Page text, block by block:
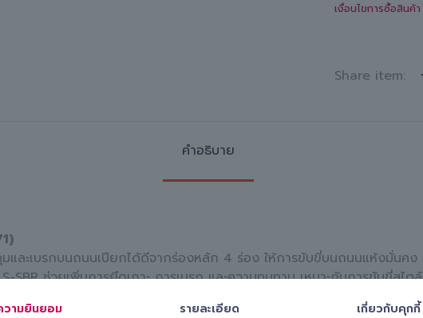
เงื่อนไขการซื้อสินค้
Share item:
คำอธิบาย
และเบรกบนถนนเปียกได้ดีจากร่องหลัก 4 ร่อง ให้การขับขี่บนถนนแห้งมั่นคง
SBR ช่วยเพิ่มการยึดเกาะ การเบรก และความทนทาน เหมาะกับการขับขี่สไ
วามยินยอม รายละเอียด เกี่ยวกับคุกกี้